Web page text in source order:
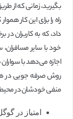
داد، که به کاربران
خود با سایر
اجازه می‌دهد با
روش صرفه جویی در
منفی خودشان در
امتیاز در گوگل